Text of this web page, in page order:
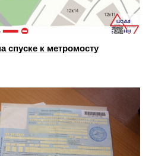
спуске к метромосту